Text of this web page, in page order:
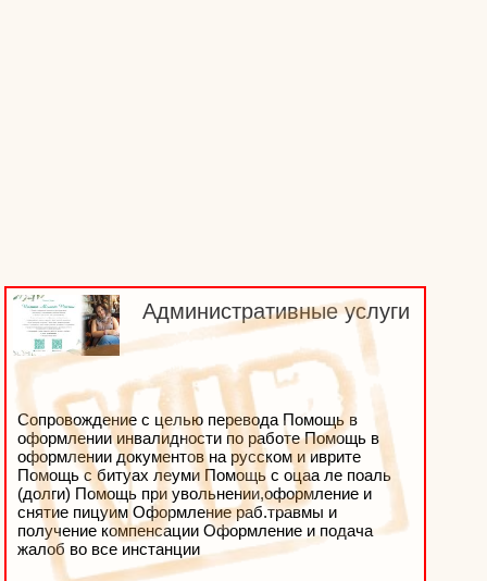
Административные услуги
Сопровождение с целью перевода Помощь в
оформлении инвалидности по работе Помощь в
оформлении документов на русском и иврите
Помощь с битуах леуми Помощь с оцаа ле поаль
(долги) Помощь при увольнении,оформление и
снятие пицуим Оформление раб.травмы и
получение компенсации Оформление и подача
жалоб во все инстанции